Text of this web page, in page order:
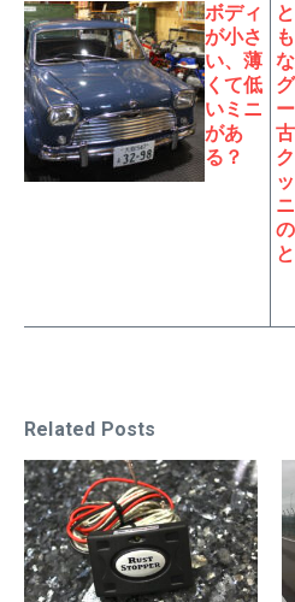
ボディ
が小さ
い、薄
くて低
いミニ
があ
る？
Related Posts